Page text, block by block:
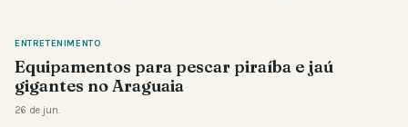
ENTRETENIMENTO
Equipamentos para pescar piraíba e jaú
gigantes no Araguaia
26 de jun.